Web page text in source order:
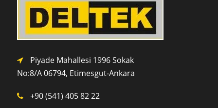
Piyade Mahallesi 1996 Sokak
No:8/A 06794, Etimesgut-Ankara
+90 (541) 405 82 22